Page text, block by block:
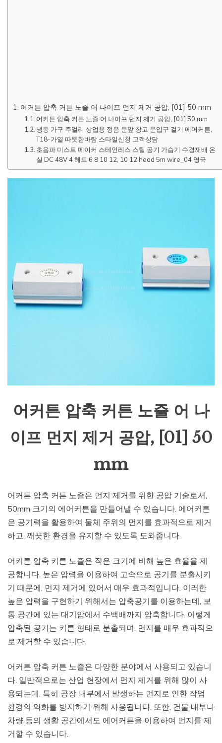
어커튼 압축 커튼 노즐 어 나이프 먼지 제거 공압, [01] 50 mm
어커튼 압축 커튼 노즐 어 나이프 먼지 제거 공압, [01] 50 mm
냉동 가구 주얼리 상업용 정음 문앞 창고 문입구 걸기 에어커튼,
T18-가열 따뜻한바람 스타일신청 고객상담
초음파 미스트 메이커 스테인레스 스틸 공기 가습기 수경재배 온
실 DC 48V 4 헤드 6 8 10 12, 10 12 head 5m wire_04 영국
어커튼 압축 커튼 노즐 어 나
이프 먼지 제거 공압, [01] 50
mm
어커튼 압축 커튼 노즐은 먼지 제거를 위한 공압 기술로서,
50mm 크기의 에어커튼을 만들어낼 수 있습니다. 에어커튼
은 공기력을 활용하여 물체 주위의 먼지를 효과적으로 제거
하고, 깨끗한 환경을 유지할 수 있도록 도와줍니다.
어커튼 압축 커튼 노즐은 작은 크기에 비해 높은 효율을 제
공합니다. 높은 압력을 이용하여 고속으로 공기를 분출시키
기 때문에, 먼지 제거에 있어서 매우 효과적입니다. 이러한
높은 압력을 구현하기 위해서는 압축공기를 이용하는데, 보
통 공간에 있는 대기압에서 수백배까지 압축합니다. 이렇게
압축된 공기는 커튼 형태로 분출되며, 먼지를 매우 효과적으
로 제거할 수 있습니다.
어커튼 압축 커튼 노즐은 다양한 분야에서 사용되고 있습니
다. 일반적으로는 산업 현장에서 먼지 제거를 위해 많이 사
용되는데, 특히 공장 내부에서 발생하는 먼지로 인한 작업
환경의 악화를 방지하기 위해 사용됩니다. 또한, 건물 내부나
차량 등의 생활 공간에서도 에어커튼을 이용하여 먼지를 제
거할 수 있습니다.